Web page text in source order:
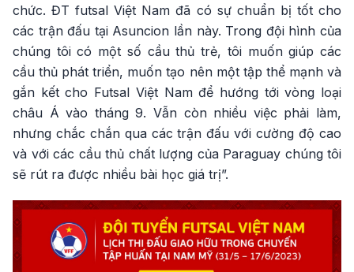
chức. ĐT futsal Việt Nam đã có sự chuẩn bị tốt cho
các trận đấu tại Asuncion lần này. Trong đội hình của
chúng tôi có một số cầu thủ trẻ, tôi muốn giúp các
cầu thủ phát triển, muốn tạo nên một tập thể mạnh và
gắn kết cho Futsal Việt Nam để hướng tới vòng loại
châu Á vào tháng 9. Vẫn còn nhiều việc phải làm,
nhưng chắc chắn qua các trận đấu với cường độ cao
và với các cầu thủ chất lượng của Paraguay chúng tôi
sẽ rút ra được nhiều bài học giá trị”.